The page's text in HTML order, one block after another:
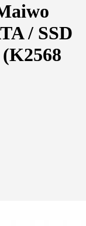
/ SSD